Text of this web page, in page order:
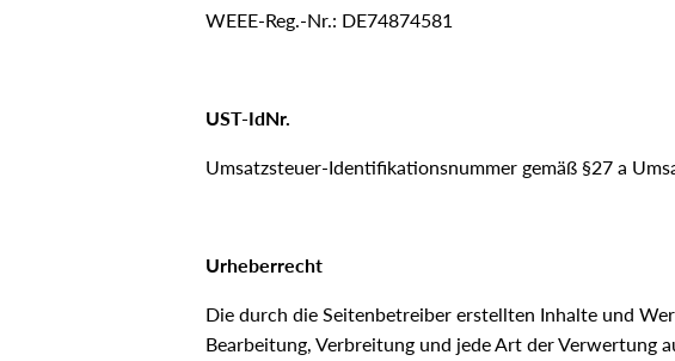
WEEE-Reg.-Nr.: DE74874581
UST-IdNr.
Umsatzsteuer-Identifikationsnummer gemäß §27 a
Urheberrecht
Die durch die Seitenbetreiber erstellten Inhalte und
Bearbeitung, Verbreitung und jede Art der Verwertung